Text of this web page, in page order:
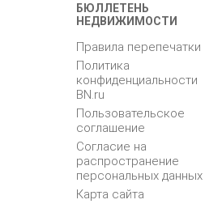
БЮЛЛЕТЕНЬ
НЕДВИЖИМОСТИ
Правила перепечатки
Политика
конфиденциальности
BN.ru
Пользовательское
соглашение
Согласие на
распространение
персональных данных
Карта сайта